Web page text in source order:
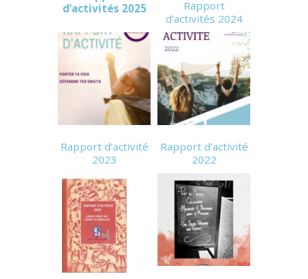
d’activités 2025
Rapport
d’activités 2024
Rapport d’activité
2023
Rapport d’activité
2022